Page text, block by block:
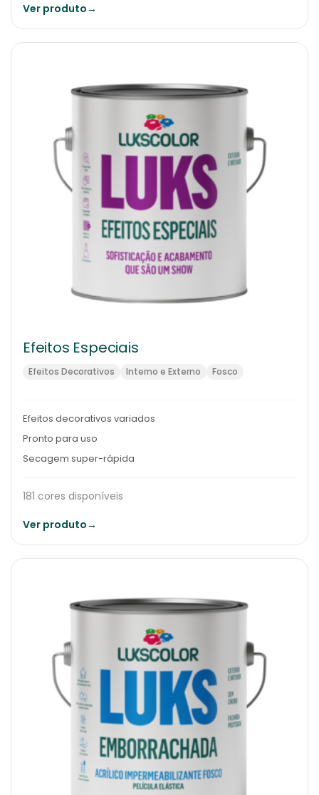
Ver produto→
Efeitos Especiais
Efeitos Decorativos Interno e Externo Fosco
Efeitos decorativos variados
Pronto para uso
Secagem super-rápida
181 cores disponíveis
Ver produto→